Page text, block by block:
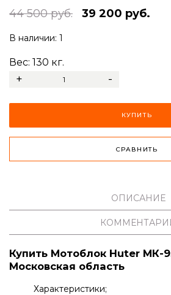
44 500 руб. 39 200 руб.
В наличии: 1
Вес: 130 кг.
+ -
КУПИТЬ
СРАВНИТЬ
ОПИСАНИЕ
Купить Мотоблок Huter МК-
Московская область
Характеристики;